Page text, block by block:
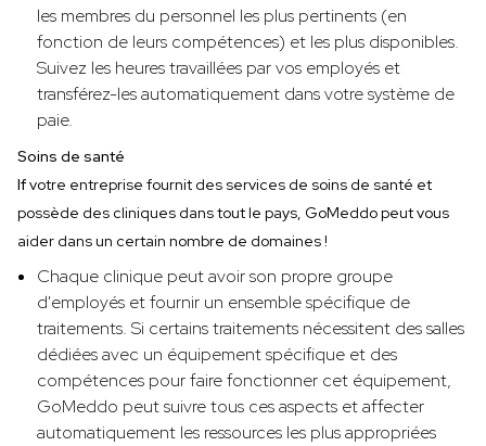
les membres du personnel les plus pertinents (en
fonction de leurs compétences) et les plus disponibles.
Suivez les heures travaillées par vos employés et
transférez-les automatiquement dans votre système de
paie.
Soins de santé
‍Ifvotre entreprise fournit des services de soins de santé et
possède des cliniques dans tout le pays, GoMeddo peut vous
aider dans un certain nombre de domaines !
Chaque clinique peut avoir son propre groupe
d'employés et fournir un ensemble spécifique de
traitements. Si certains traitements nécessitent des salles
dédiées avec un équipement spécifique et des
compétences pour faire fonctionner cet équipement,
GoMeddo peut suivre tous ces aspects et affecter
automatiquement les ressources les plus appropriées